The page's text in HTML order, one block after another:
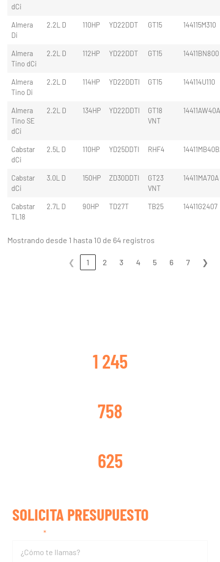
dCi
Almera
Di
2.2L D 110HP YD22DDT GT15 144115M310
Almera
Tino dCi
2.2L D 112HP YD22DDT GT15 14411BN800
Almera
Tino Di
2.2L D 114HP YD22DDTI GT15 144114U110
Almera
Tino SE
dCi
2.2L D 134HP YD22DDTI
GT18
VNT
14411AW40A
Cabstar
dCi
2.5L D 110HP YD25DDTI RHF4
Cabstar
dCi
3.0L D 150HP ZD30DDTI
GT23
VNT
14411MA70A
Cabstar
TL18
2.7L D 90HP TD27T TB25 14411G2407
Mostrando desde 1 hasta 10 de 64 registros
❮ 1 2 3 4 5 6 7 ❯
SOLICITA PRESUPUESTO
1 245
758
625